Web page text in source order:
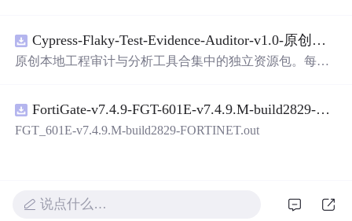
README、运行说明、功能清单、MIT License及原创与授
权声明。解压后进入project目录，执行npm test验证算法，
目源码、Logo、官方截图、论文、生产日志或其他受限素
材。适合前端开发、AI应用工程、测试审计和课程实践。
Cypress-Flaky-Test-Evidence-Auditor-v1.0-原创源码与文档.zip
原创本地工程审计与分析工具合集中的独立资源包。每个
README、运行说明、功能清单、MIT License及原创与授
权声明。解压后进入project目录，执行npm test验证算法，
FortiGate-v7.4.9-FGT-601E-v7.4.9.M-build2829-FORTINET.out
FGT_601E-v7.4.9.M-build2829-FORTINET.out
说点什么…